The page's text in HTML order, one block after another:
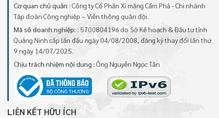
Cơ quan chủ quản : Công ty Cổ Phần Xi măng Cẩm Phả - Chi nhánh
Tập đoàn Công nghiệp – Viễn thông quân đội.
Mã số doanh nghiệp: : 5700804196 do Sở Kế hoạch & Đầu tư tỉnh
Quảng Ninh cấp lần đầu ngày 04/08/2008, đăng ký thay đổi lần thứ
9 ngày 14/07/2025.
Chịu trách nhiệm nội dung : Ông Nguyễn Ngọc Tân
LIÊN KẾT HỮU ÍCH